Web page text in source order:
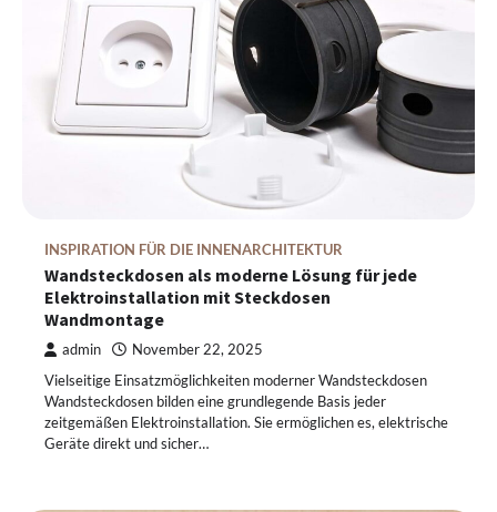
INSPIRATION FÜR DIE INNENARCHITEKTUR
Wandsteckdosen als moderne Lösung für jede
Elektroinstallation mit Steckdosen
Wandmontage
admin November 22, 2025
Vielseitige Einsatzmöglichkeiten moderner Wandsteckdosen
Wandsteckdosen bilden eine grundlegende Basis jeder
zeitgemäßen Elektroinstallation. Sie ermöglichen es, elektrische
Geräte direkt und sicher…